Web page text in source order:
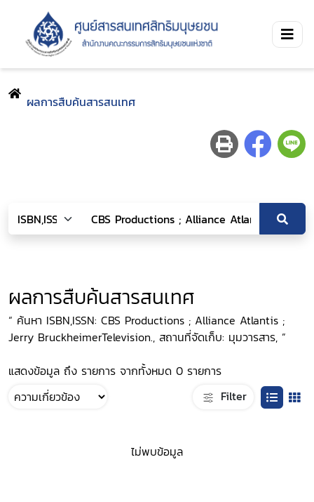
ผลการสืบค้นสารสนเทศ
ผลการสืบค้นสารสนเทศ
“ ค้นหา ISBN,ISSN: CBS Productions ; Alliance Atlantis ;
Jerry BruckheimerTelevision., สถานที่จัดเก็บ: มุมวารสาร, ”
แสดงข้อมูล ถึง รายการ จากทั้งหมด 0 รายการ
Filter
ไม่พบข้อมูล